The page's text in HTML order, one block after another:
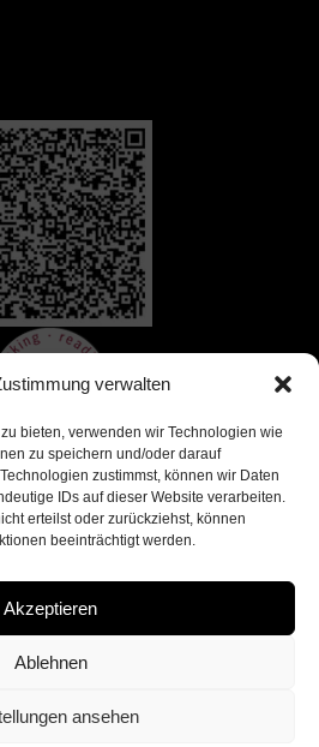
verwalten
bieten, verwenden wir Technologien wie
zu speichern und/oder darauf
zustimmst, können wir Daten
IDs auf dieser Website verarbeiten.
erteilst oder zurückziehst, können
beeinträchtigt werden.
Akzeptieren
Ablehnen
ansehen